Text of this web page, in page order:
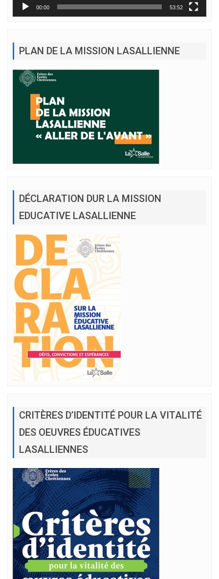
00:00 53:52
PLAN DE LA MISSION LASALLIENNE
DÉCLARATION DUR LA MISSION
EDUCATIVE LASALLIENNE
CRITÈRES D’IDENTITÉ POUR LA VITALITÉ
DES OEUVRES ÉDUCATIVES
LASALLIENNES